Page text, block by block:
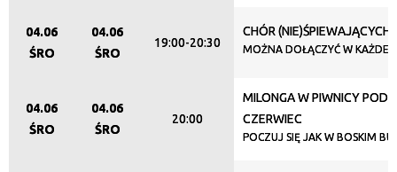
04.06
ŚRO
04.06
ŚRO
19:00-20:30
CHÓR (NIE)ŚPIEWAJĄCYCH
MOŻNA DOŁĄCZYĆ W KAŻDEJ
04.06
ŚRO
04.06
ŚRO
20:00
MILONGA W PIWNICY POD
CZERWIEC
POCZUJ SIĘ JAK W BOSKIM